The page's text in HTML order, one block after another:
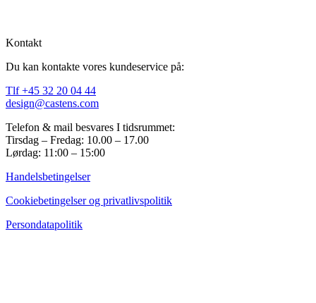
Kontakt
Du kan kontakte vores kundeservice på:
Tlf +45 32 20 04 44
design@castens.com
Telefon & mail besvares I tidsrummet:
Tirsdag – Fredag: 10.00 – 17.00
Lørdag: 11:00 – 15:00
Handelsbetingelser
Cookiebetingelser og privatlivspolitik
Persondatapolitik